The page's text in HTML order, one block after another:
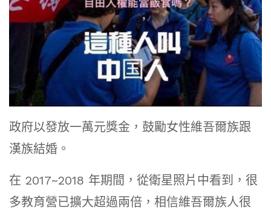
政府以發放一萬元獎金，鼓勵女性維吾爾族跟
漢族結婚。
在 2017~2018 年期間，從衛星照片中看到，很
多教育營已擴大超過兩倍，相信維吾爾族人很